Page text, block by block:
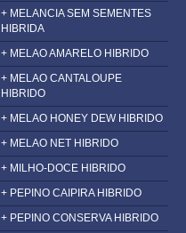
+ MELANCIA SEM SEMENTES
HIBRIDA
+ MELAO AMARELO HIBRIDO
+ MELAO CANTALOUPE
HIBRIDO
+ MELAO HONEY DEW HIBRIDO
+ MELAO NET HIBRIDO
+ MILHO-DOCE HIBRIDO
+ PEPINO CAIPIRA HIBRIDO
+ PEPINO CONSERVA HIBRIDO